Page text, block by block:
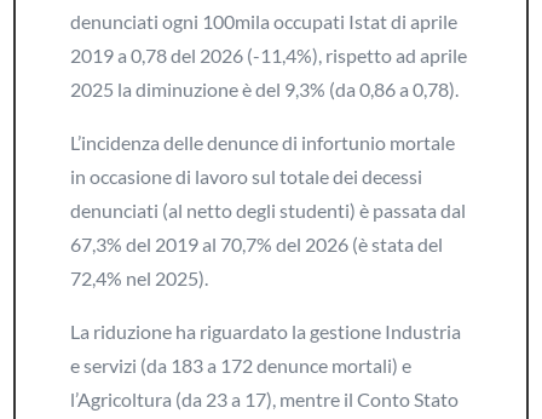
denunciati ogni 100mila occupati Istat di aprile
2019 a 0,78 del 2026 (-11,4%), rispetto ad aprile
2025 la diminuzione è del 9,3% (da 0,86 a 0,78).
L’incidenza delle denunce di infortunio mortale
in occasione di lavoro sul totale dei decessi
denunciati (al netto degli studenti) è passata dal
67,3% del 2019 al 70,7% del 2026 (è stata del
72,4% nel 2025).
La riduzione ha riguardato la gestione Industria
e servizi (da 183 a 172 denunce mortali) e
l’Agricoltura (da 23 a 17), mentre il Conto Stato